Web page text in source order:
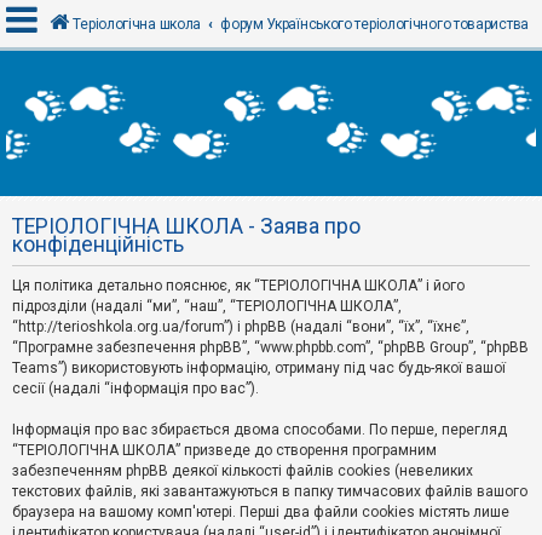
х
і
Р
е
с
т
р
а
ц
і
я
Т
е
м
и
б
Теріологічна школа форум Українського теріологічного товариства
ТЕРІОЛОГІЧНА ШКОЛА - Заява про
конфіденційність
Ця політика детально пояснює, як “ТЕРІОЛОГІЧНА ШКОЛА” і його
підрозділи (надалі “ми”, “наш”, “ТЕРІОЛОГІЧНА ШКОЛА”,
“http://terioshkola.org.ua/forum”) і phpBB (надалі “вони”, “їх”, “їхнє”,
“Програмне забезпечення phpBB”, “www.phpbb.com”, “phpBB Group”, “phpBB
Teams”) використовують інформацію, отриману під час будь-якої вашої
сесії (надалі “інформація про вас”).
Інформація про вас збирається двома способами. По перше, перегляд
“ТЕРІОЛОГІЧНА ШКОЛА” призведе до створення програмним
забезпеченням phpBB деякої кількості файлів cookies (невеликих
текстових файлів, які завантажуються в папку тимчасових файлів вашого
браузера на вашому комп'ютері. Перші два файли cookies містять лише